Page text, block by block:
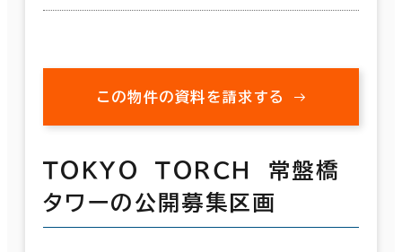
この物件の資料を請求する
ＴＯＫＹＯ ＴＯＲＣＨ 常盤橋
タワーの公開募集区画